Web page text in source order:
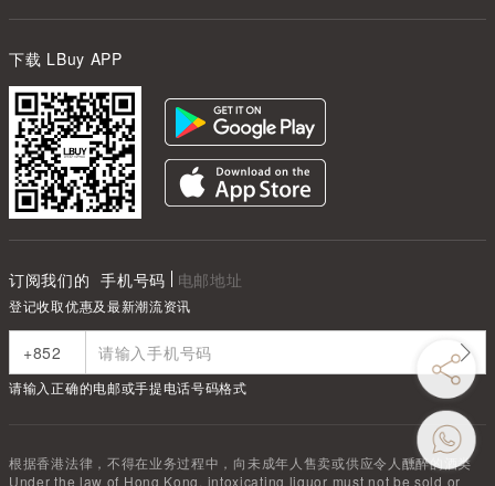
下载 LBuy APP
订阅我们的 手机号码 电邮地址
登记收取优惠及最新潮流资讯
请输入正确的电邮或手提电话号码格式
根据香港法律，不得在业务过程中，向未成年人售卖或供应令人醺醉的酒类
Under the law of Hong Kong, intoxicating liquor must not be sold or